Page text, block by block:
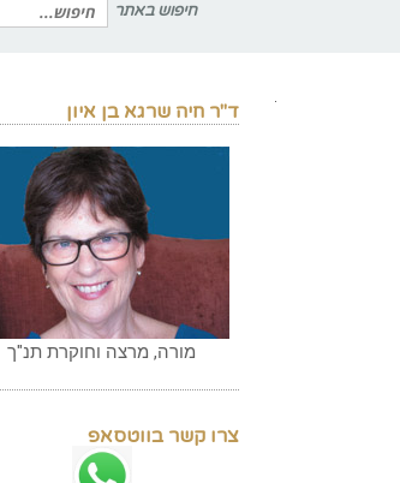
חיפוש באתר
עבור:
ד"ר חיה שרגא בן איון
מורה, מרצה וחוקרת תנ"ך
צרו קשר בווטסאפ